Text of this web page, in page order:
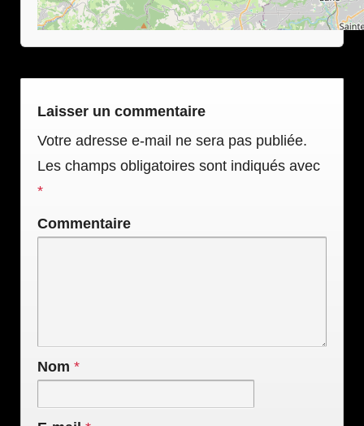
Laisser un commentaire
Votre adresse e-mail ne sera pas publiée.
Les champs obligatoires sont indiqués avec
*
Commentaire
Nom *